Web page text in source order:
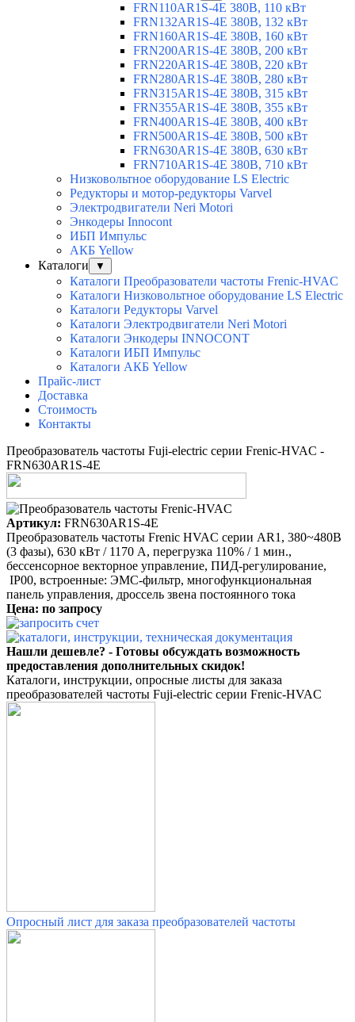
FRN110AR1S-4E 380В, 110 кВт
FRN132AR1S-4E 380В, 132 кВт
FRN160AR1S-4E 380В, 160 кВт
FRN200AR1S-4E 380В, 200 кВт
FRN220AR1S-4E 380В, 220 кВт
FRN280AR1S-4E 380В, 280 кВт
FRN315AR1S-4E 380В, 315 кВт
FRN355AR1S-4E 380В, 355 кВт
FRN400AR1S-4E 380В, 400 кВт
FRN500AR1S-4E 380В, 500 кВт
FRN630AR1S-4E 380В, 630 кВт
FRN710AR1S-4E 380В, 710 кВт
Низковольтное оборудование LS Electric
Редукторы и мотор-редукторы Varvel
Электродвигатели Neri Motori
Энкодеры Innocont
ИБП Импульс
АКБ Yellow
Каталоги
▼
Каталоги Преобразователи частоты Frenic-HVAC
Каталоги Низковольтное оборудование LS Electric
Каталоги Редукторы Varvel
Каталоги Электродвигатели Neri Motori
Каталоги Энкодеры INNOCONT
Каталоги ИБП Импульс
Каталоги АКБ Yellow
Прайс-лист
Доставка
Стоимость
Контакты
Преобразователь частоты Fuji-electric серии Frenic-HVAC -
FRN630AR1S-4E
Артикул: FRN630AR1S-4E
Преобразователь частоты Frenic HVAC серии AR1, 380~480B
(3 фазы), 630 кВт / 1170 A, перегрузка 110% / 1 мин.,
бессенсорное векторное управление, ПИД-регулирование,
IP00, встроенные: ЭМС-фильтр, многофункциональная
панель управления, дроссель звена постоянного тока
Цена: по запросу
Нашли дешевле? - Готовы обсуждать возможность
предоставления дополнительных скидок!
Каталоги, инструкции, опросные листы для заказа
преобразователей частоты Fuji-electric серии Frenic-HVAC
Опросный лист для заказа преобразователей частоты